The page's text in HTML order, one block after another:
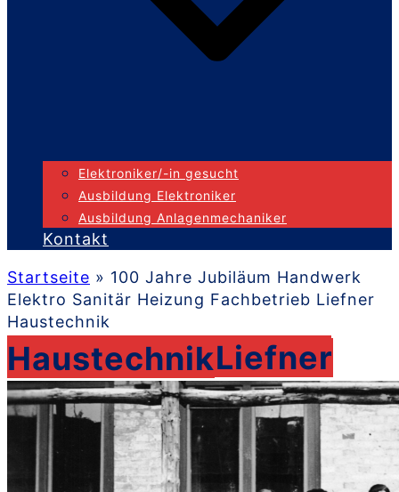
Elektroniker/-in gesucht
Ausbildung Elektroniker
Ausbildung Anlagenmechaniker
Kontakt
Startseite » 100 Jahre Jubiläum Handwerk
Elektro Sanitär Heizung Fachbetrieb Liefner
Haustechnik
100 Jahre Jubiläum Handwerk Elektro Sanitär Heizung Fachbetrieb Liefner Haustechnik